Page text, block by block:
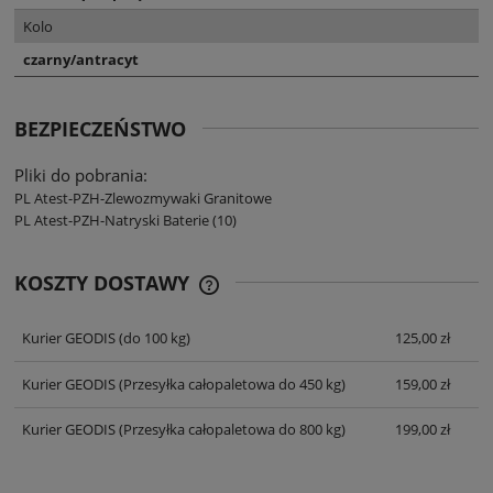
Kolo
czarny/antracyt
BEZPIECZEŃSTWO
Pliki do pobrania:
PL Atest-PZH-Zlewozmywaki Granitowe
PL Atest-PZH-Natryski Baterie (10)
KOSZTY DOSTAWY
Kurier GEODIS(do 100 kg) 125,00 zł
Kurier GEODIS(Przesyłka całopaletowa do 450 kg) 159,00 zł
Kurier GEODIS(Przesyłka całopaletowa do 800 kg) 199,00 zł